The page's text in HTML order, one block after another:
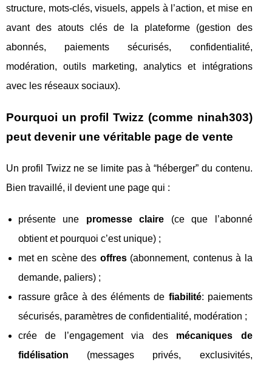
structure, mots-clés, visuels, appels à l’action, et mise en
avant des atouts clés de la plateforme (gestion des
abonnés, paiements sécurisés, confidentialité,
modération, outils marketing, analytics et intégrations
avec les réseaux sociaux).
Pourquoi un profil Twizz (comme ninah303)
peut devenir une véritable page de vente
Un profil Twizz ne se limite pas à “héberger” du contenu.
Bien travaillé, il devient une page qui :
présente une promesse claire (ce que l’abonné
obtient et pourquoi c’est unique) ;
met en scène des offres(abonnement, contenus à la
demande, paliers) ;
rassure grâce à des éléments de fiabilité: paiements
sécurisés, paramètres de confidentialité, modération ;
crée de l’engagement via des mécaniques de
fidélisation (messages privés, exclusivités,